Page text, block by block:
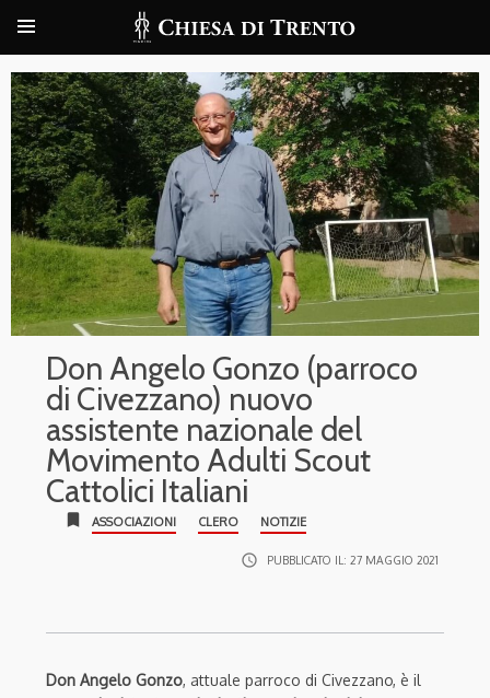
Don Angelo Gonzo (parroco
di Civezzano) nuovo
assistente nazionale del
Movimento Adulti Scout
Cattolici Italiani
bookmark ASSOCIAZIONI CLERO NOTIZIE
access_time PUBBLICATO IL: 27 MAGGIO 2021
Don Angelo Gonzo, attuale parroco di Civezzano, è il